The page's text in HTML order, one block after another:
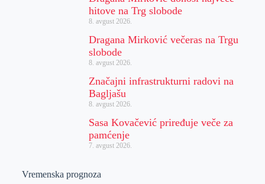
hitove na Trg slobode
8. avgust 2026.
Dragana Mirković večeras na Trgu
slobode
8. avgust 2026.
Značajni infrastrukturni radovi na
Bagljašu
8. avgust 2026.
Sasa Kovačević priređuje veče za
pamćenje
7. avgust 2026.
Vremenska prognoza